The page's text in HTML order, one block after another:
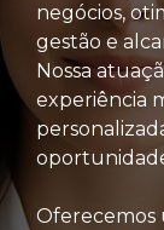
negócios,
gestão e
Nossa
experiência
Oferecemos